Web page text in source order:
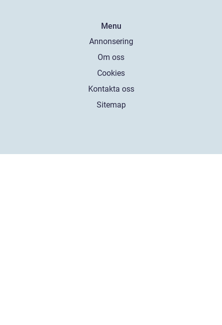
Menu
Annonsering
Om oss
Cookies
Kontakta oss
Sitemap